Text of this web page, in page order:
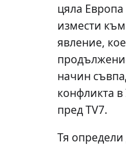
цяла
измести
явление,
начин
конфликта
пред TV7.
Тя